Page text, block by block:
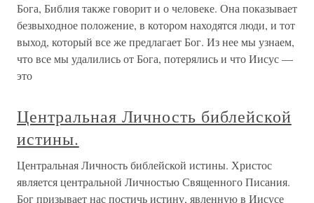
Бога, Библия также говорит и о человеке. Она показывает
безвыходное положение, в котором находятся люди, и тот
выход, который все же предлагает Бог. Из нее мы узнаем,
что все мы удалились от Бога, потерялись и что Иисус —
это
Центральная Личность библейской
истины.
Центральная Личность библейской истины. Христос
является центральной Личностью Священного Писания.
Бог призывает нас постичь истину, явленную в Иисусе